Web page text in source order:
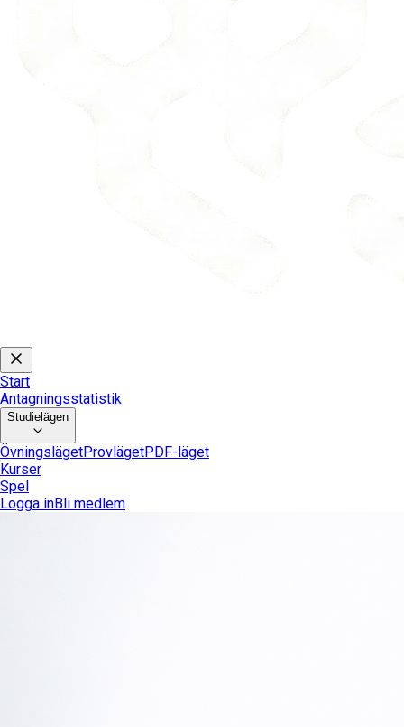
Start
Antagningsstatistik
Studielägen
ÖvningslägetProvlägetPDF-läget
Kurser
Spel
Logga inBli medlem